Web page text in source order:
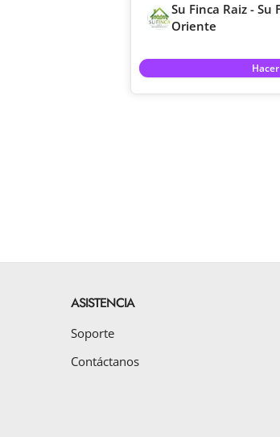
Su Finca Raiz - Su
Oriente
ASISTENCIA
Soporte
Contáctanos